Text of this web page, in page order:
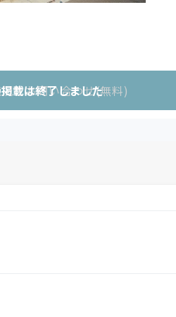
をお問い合わせ(無料)
載は終了しました